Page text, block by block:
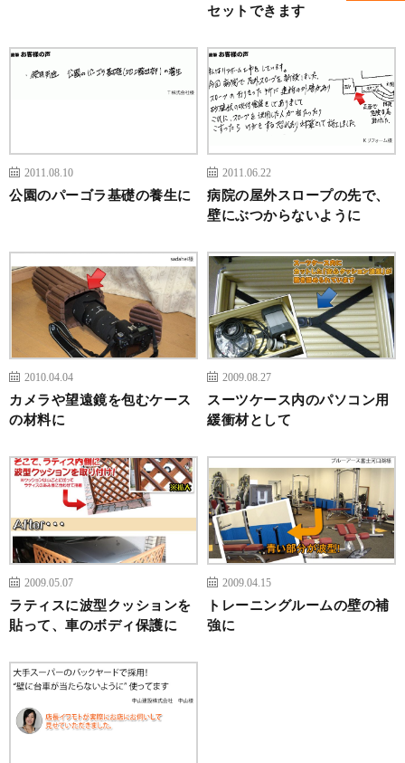
セットできます
2011.08.10
公園のパーゴラ基礎の養生に
2011.06.22
病院の屋外スロープの先で、
壁にぶつからないように
2010.04.04
カメラや望遠鏡を包むケース
の材料に
2009.08.27
スーツケース内のパソコン用
緩衝材として
2009.05.07
ラティスに波型クッションを
貼って、車のボディ保護に
2009.04.15
トレーニングルームの壁の補
強に